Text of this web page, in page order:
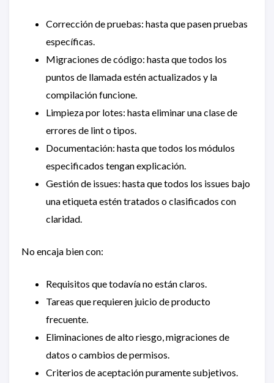
Corrección de pruebas: hasta que pasen pruebas
específicas.
Migraciones de código: hasta que todos los
puntos de llamada estén actualizados y la
compilación funcione.
Limpieza por lotes: hasta eliminar una clase de
errores de lint o tipos.
Documentación: hasta que todos los módulos
especificados tengan explicación.
Gestión de issues: hasta que todos los issues bajo
una etiqueta estén tratados o clasificados con
claridad.
No encaja bien con:
Requisitos que todavía no están claros.
Tareas que requieren juicio de producto
frecuente.
Eliminaciones de alto riesgo, migraciones de
datos o cambios de permisos.
Criterios de aceptación puramente subjetivos.